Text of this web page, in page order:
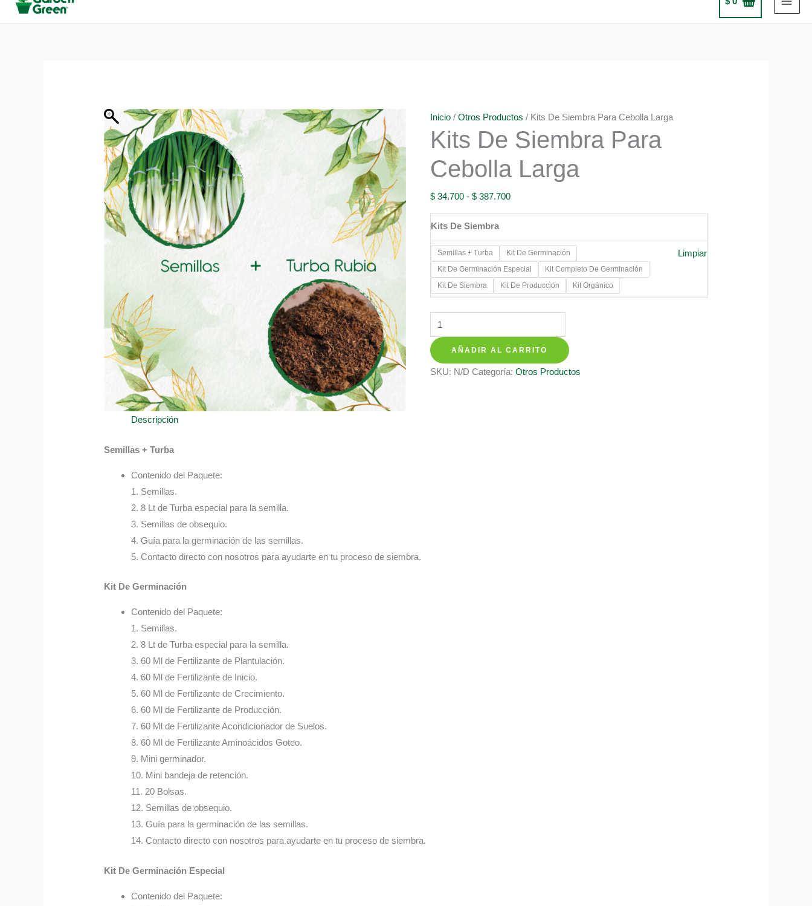
Inicio / Otros Productos / Kits De Siembra Para Cebolla Larga
Kits De Siembra Para
Cebolla Larga
$ 34.700 - $ 387.700Rango
de
desde
$ 34.700
hasta
$ 387.700
Kits De Siembra
Semillas + Turba
Kit De Germinación
Kit De Germinación Especial
Kit Completo De Germinación
Kit De Siembra
Kit De Producción Kit Orgánico
Limpiar
Kits
De
Siembra
Para
AÑADIR AL CARRITO
SKU: N/D Categoría: Otros Productos
Descripción
Semillas + Turba
Contenido del Paquete:
1. Semillas.
2. 8 Lt de Turba especial para la semilla.
3. Semillas de obsequio.
4. Guía para la germinación de las semillas.
5. Contacto directo con nosotros para ayudarte en tu proceso de siembra.
Kit De Germinación
Contenido del Paquete:
1. Semillas.
2. 8 Lt de Turba especial para la semilla.
3. 60 Ml de Fertilizante de Plantulación.
4. 60 Ml de Fertilizante de Inicio.
5. 60 Ml de Fertilizante de Crecimiento.
6. 60 Ml de Fertilizante de Producción.
7. 60 Ml de Fertilizante Acondicionador de Suelos.
8. 60 Ml de Fertilizante Aminoácidos Goteo.
9. Mini germinador.
10. Mini bandeja de retención.
11. 20 Bolsas.
12. Semillas de obsequio.
13. Guía para la germinación de las semillas.
14. Contacto directo con nosotros para ayudarte en tu proceso de siembra.
Kit De Germinación Especial
Contenido del Paquete: